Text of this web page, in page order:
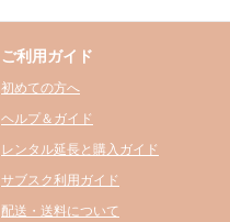
ご利用ガイド
初めての方へ
ヘルプ＆ガイド
レンタル延長と購入ガイド
サブスク利用ガイド
配送・送料について